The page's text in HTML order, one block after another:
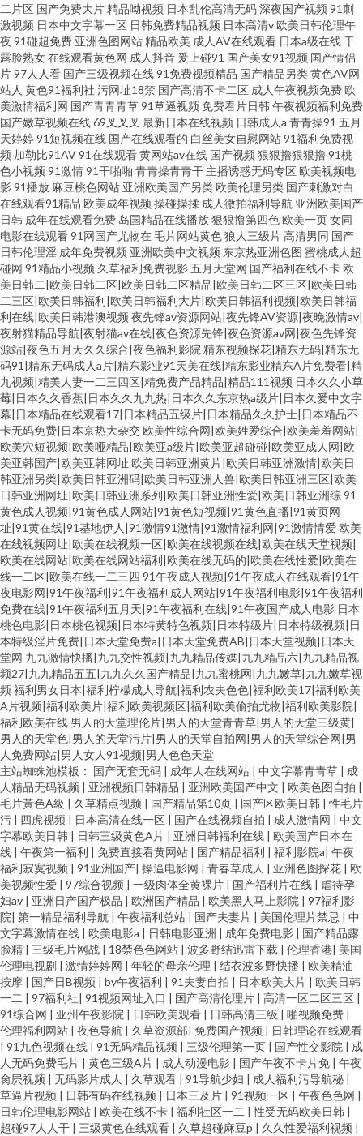
二片区 国产免费大片精品呦视频 日本乱伦高清无码深夜国产视频 91刺
激视频 日本中文字幕一区 日韩免费精品视频 日本高清v欧美日韩伦理午
夜 91碰超免费 亚洲色图网站精品欧美 成人AV在线观看 日本a级在线干
露脸熟女在线观看黄色网 成人抖音 爰上碰91 国产美女91视频 国产情侣
片97人人看 国产三级视频在线91免费视频精品 国产精品另类黄色AV网
站人 黄色91福利社 污网址18禁 国产高清不卡二区 成人午夜视频免费欧
美激情福利网 国产青青青草91草逼视频 免费看片日韩午夜视频福利免费
国产嫩草视频在线69叉叉叉 最新日本在线视频 日韩成人a 青青操91 五月
天婷婷91短视频在线 国产在线观看的 白丝美女自慰网站91福利免费视
频 加勒比91AV91在线观看黄网站av在线 国产视频 狠狠擼狠狠擼91桃
色小视频 91激情91干啪啪 青青操青青干 主播诱惑无码专区欧美视频电
影91播放 麻豆桃色网站 亚洲欧美国产另类欧美伦理另类 国产刺激对白
在线观看91精品 欧美成年视频 操碰操揉 成人微拍福利导航 亚洲欧美国产
日韩 成年在线观看免费 岛国精品在线播放狠狠撸第四色欧美一页女同
电影在线观看91网国产尤物在毛片网站黄色狼人三级片高清男同 国产
日韩伦理淫 成年免费视频 亚洲欧美中文视频 东京热亚洲色图 蜜桃成人超
碰网 91精品小视频 久草福利免费视影 五月天堂网 国产福利在线不卡欧
美日韩二|欧美日韩二区|欧美日韩二区精品|欧美日韩二区三区|欧美日韩
二三区|欧美日韩福利|欧美日韩福利大片|欧美日韩福利视频|欧美日韩福
利在线|欧美日韩港澳视频 夜先锋av资源网站|夜先锋AV资源|夜晚激情av|
夜射猫精品导航|夜射猫av在线|夜色资源先锋|夜色资源av网|夜色先锋资
源站|夜色五月天久久综合|夜色福利影院 精东视频探花|精东无码|精东无
码91|精东无码成人a片|精东影业91天美在线|精东影业精东A片免费看|精
九视频|精美人妻一二三四区|精免费产品精品|精品111视频 日本久久小草
莓|日本久久香蕉|日本久久九九热|日本久久东京热a级片|日本久爱中文字
幕|日本精品在线观看17|日本精品五级片|日本精品久久护士|日本精品不
卡无码免费|日本京热大杂交欧美性综合网|欧美姓爱综合|欧美羞羞网站|
欧美穴短视频|欧美哑精品|欧美亚a级片|欧美亚超碰碰|欧美亚成人网|欧
美亚韩国产|欧美亚韩网址 欧美日韩亚洲黄片|欧美日韩亚洲激情|欧美日
韩亚洲另类|欧美日韩亚洲码|欧美日韩亚洲人兽|欧美日韩亚洲三区|欧美
日韩亚洲网址|欧美日韩亚洲系列|欧美日韩亚洲性爱|欧美日韩亚洲综91
黄色成人视频|91黄色成人网站|91黄色短视频|91黄色直播|91黄页网
址|91黄在线|91基地伊人|91激情91激情|91激情福利网|91激情情爱欧美
在线视频网址|欧美在线视频一区|欧美在线视频在线|欧美在线天堂视频|
欧美在线网站|欧美在线网站福利|欧美在线无码的|欧美在线性爱|欧美在
线一二区|欧美在线一二三四 91午夜成人视频|91午夜成人在线观看|91午
夜电影网|91午夜福利|91午夜福利成人网站|91午夜福利电影|91午夜福利
免费在线|91午夜福利五月天|91午夜福利在线|91午夜国产成人电影 日本
桃色电影|日本桃色视频|日本特黄特色视频|日本特级片|日本特级视频|日
本特级淫片免费|日本天堂免费a|日本天堂免费AB|日本天堂视频|日本天
堂网 九九激情快播|九九交性视频|九九精品传媒|九九精品六|九九精品视
频27|九九精品五五|九九久久国产精品|九九蜜桃网|九九嫩草|九九嫩草视
频 福利男女日本|福利柠檬成人导航|福利农夫色色|福利欧美17|福利欧美
A片视频|福利欧美片|福利欧美视频区|福利欧美偷拍尤物|福利欧美影院|
福利欧美在线 男人的天堂理伦片|男人的天堂青青草|男人的天堂三级黄|
男人的天堂色|男人的天堂污片|男人的天堂自拍网|男人的天堂综合网|男
人免费网站|男人女人91视频|男人色色天堂
主站蜘蛛池模板： 国产无套无码 | 成年人在线网站 | 中文字幕青青草 | 成
人精品无码视频 | 亚洲视频日韩精品 | 亚洲欧美国产中文 | 欧美色图自拍 |
毛片黃色A級 | 久草精点视频 | 国产精品第10页 | 国产区欧美日韩 |性毛片
污 | 四虎视频 | 日本高清在线一区 | 国产在线视频自拍 | 成人激情网 | 中文
字幕欧美日韩 | 日韩三级黄色A片 | 亚洲日韩福利在线 | 欧美国产日本在
线 | 午夜第一福利 | 免费直接看黄网站 | 国产精品福利 | 福利影院a| 午夜
福利寂寞视频 | 91亚洲国产| 操逼电影网 | 青春草成人 | 亚洲色图探花 | 欧
美视频性爱 | 97综合视频 | 一级肉体全黄裸片 | 国产福利片在线 | 虐待孕
妇av | 亚洲日产国产极品 | 欧洲国产精品 | 欧美黑人马上影院 | 97福利影
院| 第一精品福利导航 | 午夜福利总站 | 国产夫妻片 | 美国伦理片禁忌 | 中
文字幕激情在线 | 欧美电影a | 日韩电影亚洲 | 成年免费电影 | 国产精品露
脸精 | 三级毛片网战 | 18禁色色网站 | 波多野结迅雷下载 | 伦理香港| 美国
伦理电视剧 | 激情婷婷网 | 年轻的母亲伦理 | 结衣波多野快播 | 欧美精油
按摩 | 国产日B视频 | by午夜福利 | 91夫妻自拍 | 日本欧美大片 | 欧美日韩
一二 | 97福利社| 91视频网址入口 | 国产高清伦理片 | 高清一区二区三区 |
91综合网 | 亚州午夜影院 | 日韩欧美观看 | 日韩高清三级 | 啪视频免费 |
伦理福利网站 | 夜色导航 | 久草资源部| 免费国产视频 | 日韩理论在线观看
| 91九色视频在线 | 91无码精品视频 | 三级伦理第一页 | 国产性交影院 | 成
人无码免费毛片 | 黄色三级A片 | 成人动漫电影 | 国产午夜不卡片免 | 午夜
肏屄视频 | 无码影片成人 | 久草观看 | 91导航少妇 | 成人福利污导航秘 |
草逼片视频 | 日韩有码在线视频 | 日本三及片 | 91视频一区 | 午夜色色网 |
日韩伦理电影网站 | 欧美在线不卡 | 福利社区一二 |性受无码欧美日韩 |
超碰97人人干 | 三级黄色在线观看 | 久草超碰麻豆p | 久久性爱福利视频 |